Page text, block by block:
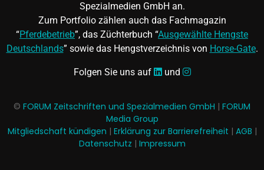
Spezialmedien GmbH an.
Zum Portfolio zählen auch das Fachmagazin
“Pferdebetrieb”, das Züchterbuch “Ausgewählte Hengste
Deutschlands” sowie das Hengstverzeichnis von Horse-Gate.
Folgen Sie uns auf und
© FORUM Zeitschriften und Spezialmedien GmbH | FORUM
Media Group
Mitgliedschaft kündigen | Erklärung zur Barrierefreiheit | AGB |
Datenschutz | Impressum